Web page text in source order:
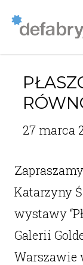
27 marca
Katarzyny
wystawy
Galerii
Warszawie